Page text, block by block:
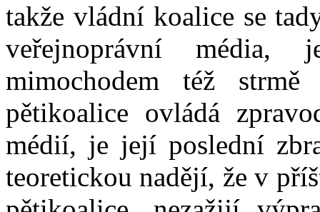
takže vládní koalice se
veřejnoprávní média,
mimochodem též
pětikoalice ovládá
médií, je její poslední
teoretickou nadějí, že v